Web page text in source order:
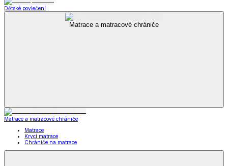
Dětské povlečení
Matrace a matracové chrániče
Matrace a matracové chrániče
Matrace
Krycí matrace
Chrániče na matrace